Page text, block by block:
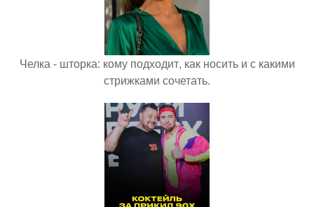
Челка - шторка: кому подходит, как носить и с какими
стрижками сочетать.